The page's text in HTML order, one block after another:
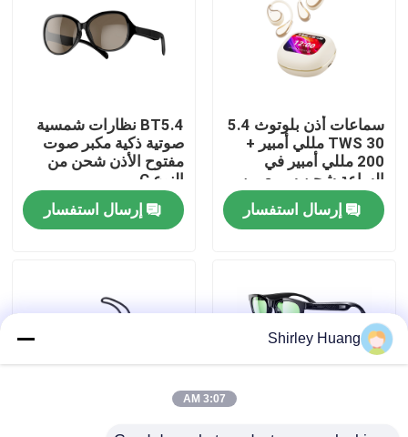
جولة في المصنع
مراقبة الجودة
اتصل بنا
القضايا
اطلب اقتباس
سماعات أذن بلوتوث 5.4
TWS 30 مللي أمبير +
200 مللي أمبير في
الساعة شحن سريع من
النوع C
إرسال استفسار
BT5.4 نظارات شمسية
صوتية ذكية مكبر صوت
مفتوح الأذن شحن من
النوع C
إرسال استفسار
Shirley Huang
3:07 AM